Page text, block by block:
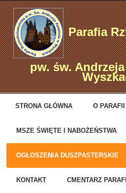
Parafia
pw. św.
STRONA GŁÓWNA O
MSZE ŚWIĘTE I NABOŻEŃSTWA
OGŁOSZENIA DUSZPASTERSKIE
KONTAKT CMENTARZ